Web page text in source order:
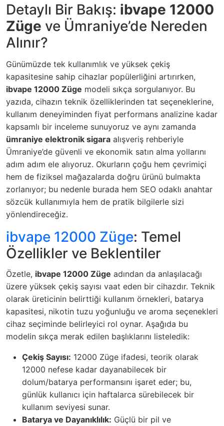
Detaylı Bir Bakış: ibvape 12000
Züge ve Ümraniye’de Nereden
Alınır?
Günümüzde tek kullanımlık ve yüksek çekiş
kapasitesine sahip cihazlar popülerliğini artırırken,
ibvape 12000 Züge modeli sıkça sorgulanıyor. Bu
yazıda, cihazın teknik özelliklerinden tat seçeneklerine,
kullanım deneyiminden fiyat performans analizine kadar
kapsamlı bir inceleme sunuyoruz ve aynı zamanda
ümraniye elektronik sigara alışveriş rehberiyle
Ümraniye’de güvenli ve ekonomik satın alma yollarını
adım adım ele alıyoruz. Okurların çoğu hem çevrimiçi
hem de fiziksel mağazalarda doğru ürünü bulmakta
zorlanıyor; bu nedenle burada hem SEO odaklı anahtar
sözcük kullanımıyla hem de pratik bilgilerle sizi
yönlendireceğiz.
ibvape 12000 Züge: Temel
Özellikler ve Beklentiler
Özetle, ibvape 12000 Züge adından da anlaşılacağı
üzere yüksek çekiş sayısı vaat eden bir cihazdır. Teknik
olarak üreticinin belirttiği kullanım örnekleri, batarya
kapasitesi, nikotin tuzu yoğunluğu ve aroma seçenekleri
cihaz seçiminde belirleyici rol oynar. Aşağıda bu
modelin sıkça merak edilen başlıklarını listeledik:
Çekiş Sayısı: 12000 Züge ifadesi, teorik olarak
12000 nefese kadar dayanabilecek bir
dolum/batarya performansını işaret eder; bu,
günlük kullanıcı için haftalarca sürebilecek bir
kullanım seviyesi sunar.
Batarya ve Dayanıklılık: Güçlü bir pil ve